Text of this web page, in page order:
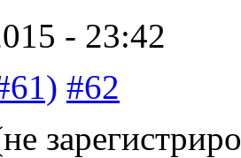
- 23:42
#62